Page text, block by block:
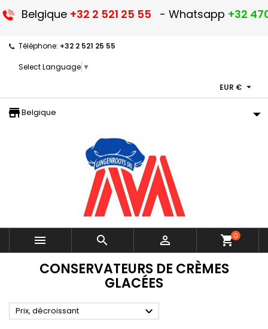
Belgique +32 2 521 25 55 - Whatsapp +32
Téléphone: +32 2 521 25 55
Select Language ▼
EUR € 
storefront
Belgique
   shopping_cart0
CONSERVATEURS DE CRÈMES
GLACÉES
Prix, décroissant 